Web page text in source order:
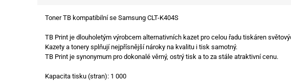
Toner TB kompatibilní se Samsung CLT-K404S
TB Print je dlouholetým výrobcem alternativních kazet pro celou řadu tiskáren
Kazety a tonery splňují nejpřísnější nároky na kvalitu i tisk samotný.
TB Print je synonymum pro dokonalé věrný, ostrý tisk a to za stále atraktivní cenu.
Kapacita tisku (stran): 1 000